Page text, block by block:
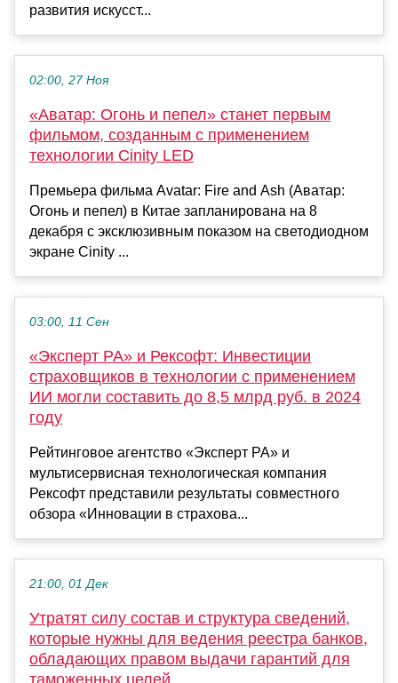
развития искусст...
02:00, 27 Ноя
«Аватар: Огонь и пепел» станет первым
фильмом, созданным с применением
технологии Cinity LED
Премьера фильма Avatar: Fire and Ash (Аватар:
Огонь и пепел) в Китае запланирована на 8
декабря с эксклюзивным показом на светодиодном
экране Cinity ...
03:00, 11 Сен
«Эксперт РА» и Рексофт: Инвестиции
страховщиков в технологии с применением
ИИ могли составить до 8,5 млрд руб. в 2024
году
Рейтинговое агентство «Эксперт РА» и
мультисервисная технологическая компания
Рексофт представили результаты совместного
обзора «Инновации в страхова...
21:00, 01 Дек
Утратят силу состав и структура сведений,
которые нужны для ведения реестра банков,
обладающих правом выдачи гарантий для
таможенных целей